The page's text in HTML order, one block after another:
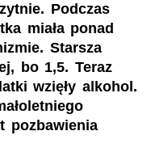
Podczas
miała ponad
Starsza
bo 1,5. Teraz
wzięły alkohol.
pozbawienia